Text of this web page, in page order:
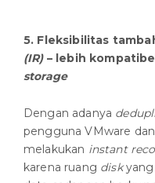
5. Fleksibilitas
(IR)– lebih
storage
Dengan adanya
pengguna VMware
melakukan instant
karena ruang diskyang